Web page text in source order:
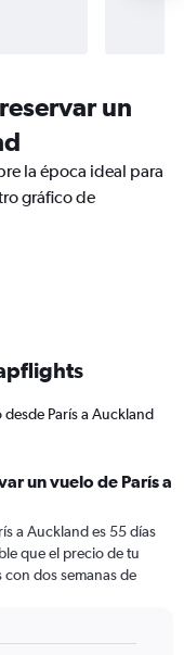
un
la época ideal para
gráfico de
París a Auckland
un vuelo de París a
a Auckland es 55 días
que el precio de tu
dos semanas de